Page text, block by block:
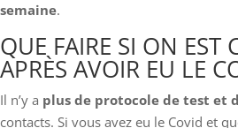
semaine.
QUE FAIRE SI ON EST
APRÈS AVOIR EU LE
Il n’y a plus de protocole de test et
contacts. Si vous avez eu le Covid et